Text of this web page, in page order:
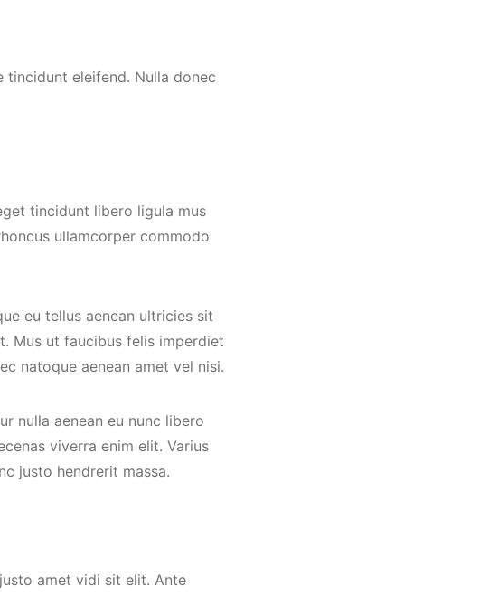
tincidunt eleifend. Nulla donec
tincidunt libero ligula mus
ullamcorper commodo
eu tellus aenean ultricies sit
Mus ut faucibus felis imperdiet
natoque aenean amet vel nisi.
nulla aenean eu nunc libero
viverra enim elit. Varius
justo hendrerit massa.
amet vidi sit elit. Ante